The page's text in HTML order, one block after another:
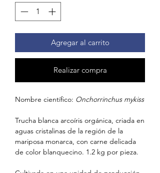
Kilogramos
Agregar al carrito
Realizar compra
Nombre científico: Onchorrinchus mykiss
Trucha blanca arcoíris orgánica, criada en
aguas cristalinas de la región de la
mariposa monarca, con carne delicada
de color blanquecino. 1.2 kg por pieza.